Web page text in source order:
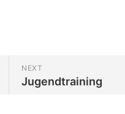
NEXT
Jugendtraining